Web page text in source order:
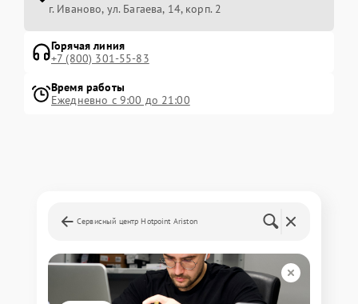
г. Иваново, ул. Багаева, 14, корп. 2
Горячая линия
+7 (800) 301-55-83
Время работы
Ежедневно с 9:00 до 21:00
Сервисный центр Hotpoint Ariston